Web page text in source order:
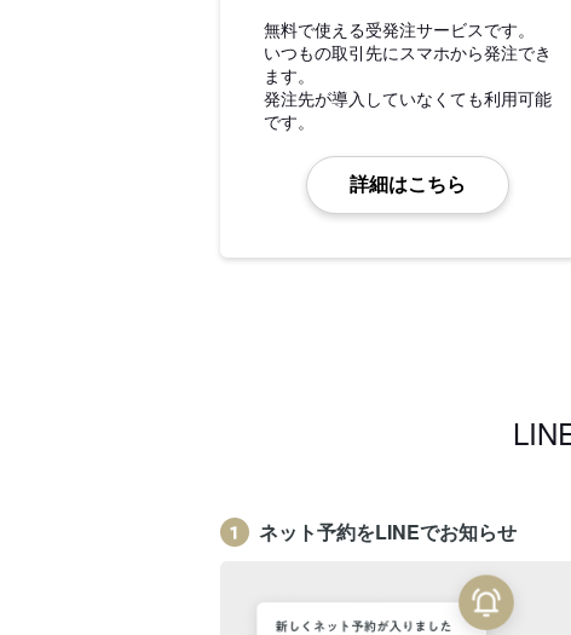
無料で使える受発注サービスです。
いつもの取引先にスマホから発注でき
ます。
発注先が導入していなくても利用可能
です。
詳細はこちら
ネット予約をLINEでお知らせ